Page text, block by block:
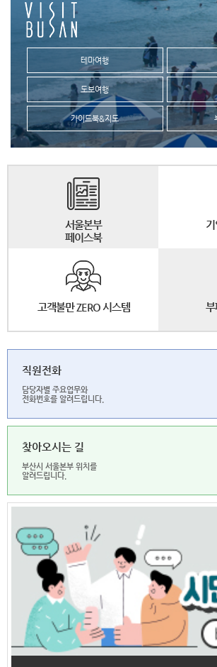
테마여행
도보여행
가이드북&지도
서울본부
페이스북
고객불만 ZERO 시스템 부
직원전화
담당자별 주요업무와
전화번호를 알려드립니다.
찾아오시는 길
부산시 서울본부 위치를
알려드립니다.